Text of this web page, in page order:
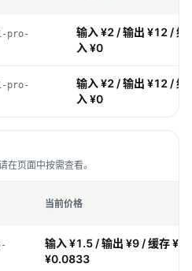
pro-
输入 ¥2 / 输出 ¥12 / 缓
入 ¥0
pro-
输入 ¥2 / 输出 ¥12 / 缓
入 ¥0
在页面中按需查看。
当前价格
输入 ¥1.5 / 输出 ¥9 / 缓存
¥0.0833